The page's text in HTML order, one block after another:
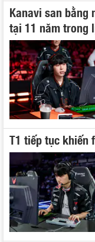
Kanavi san
tại 11 năm trong
T1 tiếp tục khiến